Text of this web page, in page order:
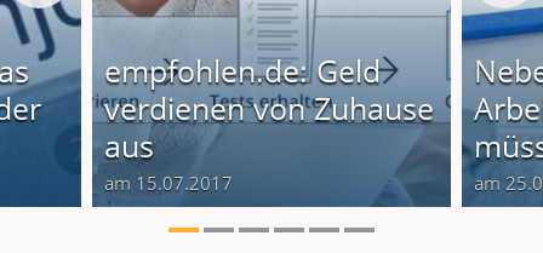
empfohlen.de: Geld
verdienen von Zuhause
aus
am 15.07.2017 am